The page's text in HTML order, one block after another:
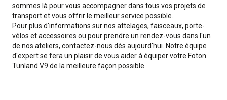
sommes là pour vous accompagner dans tous vos projets de
transport et vous offrir le meilleur service possible.
Pour plus d'informations sur nos attelages, faisceaux, porte-
vélos et accessoires ou pour prendre un rendez-vous dans l'un
de nos ateliers, contactez-nous dès aujourd'hui. Notre équipe
d'expert se fera un plaisir de vous aider à équiper votre Foton
Tunland V9 de la meilleure façon possible.